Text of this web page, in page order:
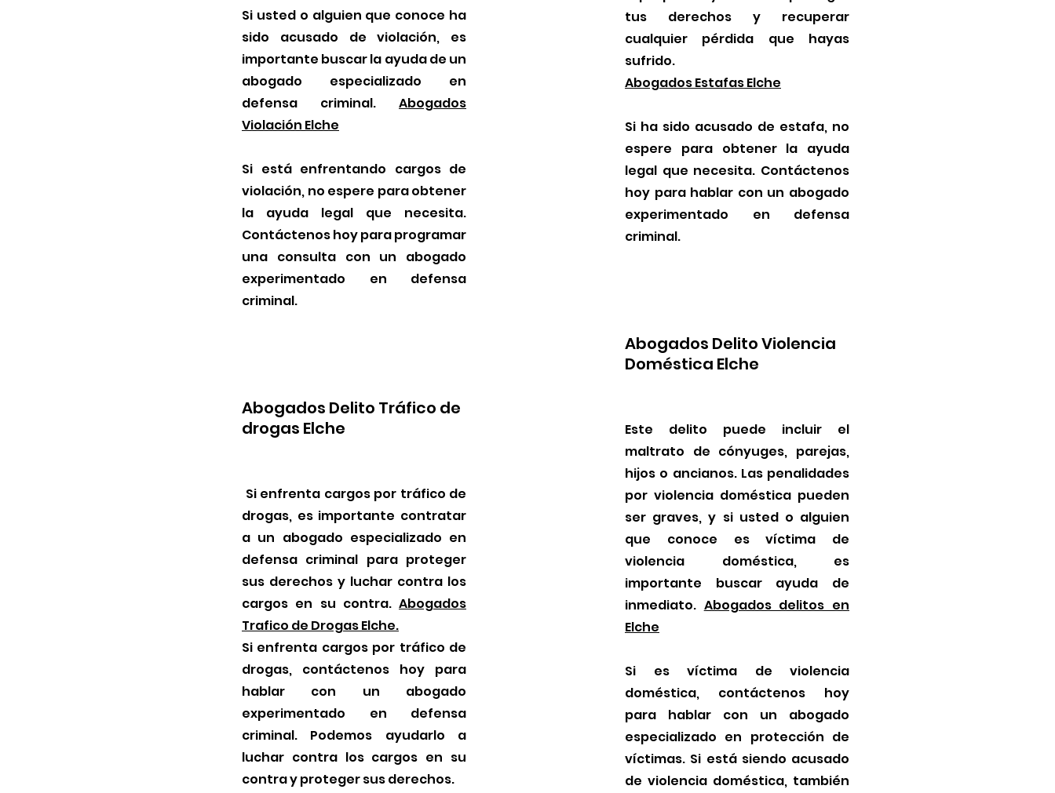
Si usted o alguien que conoce ha
sido acusado de violación, es
importante buscar la ayuda de un
abogado especializado en
defensa criminal. Abogados
Violación Elche
Si está enfrentando cargos de
violación, no espere para obtener
la ayuda legal que necesita.
Contáctenos hoy para programar
una consulta con un abogado
experimentado en defensa
criminal.
Abogados Delito Tráfico de
drogas Elche
Si enfrenta cargos por tráfico de
drogas, es importante contratar
a un abogado especializado en
defensa criminal para proteger
sus derechos y luchar contra los
cargos en su contra. Abogados
Trafico de Drogas Elche.
Si enfrenta cargos por tráfico de
drogas, contáctenos hoy para
hablar con un abogado
experimentado en defensa
criminal. Podemos ayudarlo a
luchar contra los cargos en su
contra y proteger sus derechos.
tus derechos y recuperar
cualquier pérdida que hayas
sufrido.
Abogados Estafas Elche
Si ha sido acusado de estafa, no
espere para obtener la ayuda
legal que necesita. Contáctenos
hoy para hablar con un abogado
experimentado en defensa
criminal.
Abogados Delito Violencia
Doméstica Elche
Este delito puede incluir el
maltrato de cónyuges, parejas,
hijos o ancianos. Las penalidades
por violencia doméstica pueden
ser graves, y si usted o alguien
que conoce es víctima de
violencia doméstica, es
importante buscar ayuda de
inmediato. Abogados delitos en
Elche
Si es víctima de violencia
doméstica, contáctenos hoy
para hablar con un abogado
especializado en protección de
víctimas. Si está siendo acusado
de violencia doméstica, también